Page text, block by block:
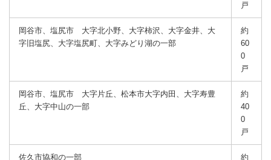
戸
岡谷市、塩尻市 大字北小野、大字柿沢、大字金井、大
字旧塩尻、大字塩尻町、大字みどり湖の一部
約
60
0
戸
岡谷市、塩尻市 大字片丘、松本市大字内田、大字寿豊
丘、大字中山の一部
約
40
0
戸
佐久市協和の一部
約